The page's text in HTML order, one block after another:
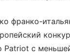
франко-
Patriot с